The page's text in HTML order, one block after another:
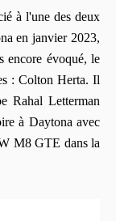
à l'une des deux
en janvier 2023,
encore évoqué, le
: Colton Herta. Il
Rahal Letterman
à Daytona avec
M8 GTE dans la